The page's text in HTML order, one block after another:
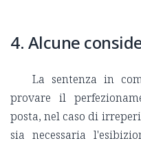
4. Alcune
La sentenza in
provare il
posta, nel caso di
sia necessaria